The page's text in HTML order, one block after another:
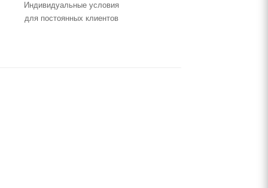
Индивидуальные условия
для постоянных клиентов